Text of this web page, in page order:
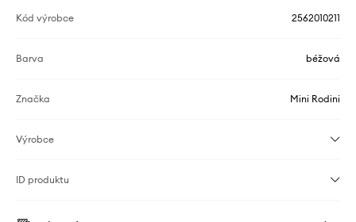
Kód výrobce 2562010211
Barva béžová
Značka Mini Rodini
Výrobce
ID produktu